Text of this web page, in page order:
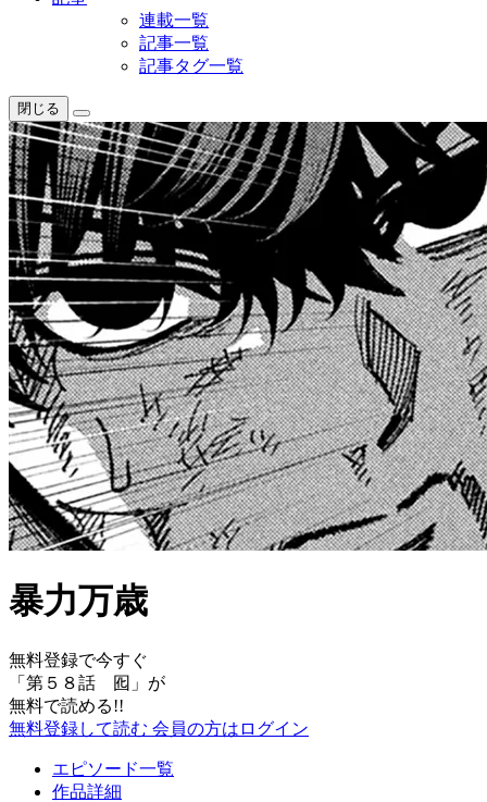
連載一覧
記事一覧
記事タグ一覧
閉じる
暴力万歳
無料登録で今すぐ
「 第５８話 囮 」が
無料で読める!!
無料登録して読む 会員の方はログイン
エピソード一覧
作品詳細